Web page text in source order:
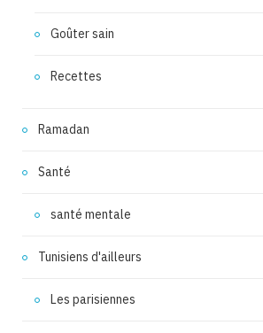
Goûter sain
Recettes
Ramadan
Santé
santé mentale
Tunisiens d'ailleurs
Les parisiennes